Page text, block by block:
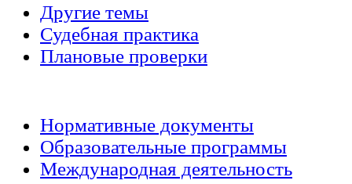
Другие темы
Судебная практика
Плановые проверки
Нормативные документы
Образовательные программы
Международная деятельность